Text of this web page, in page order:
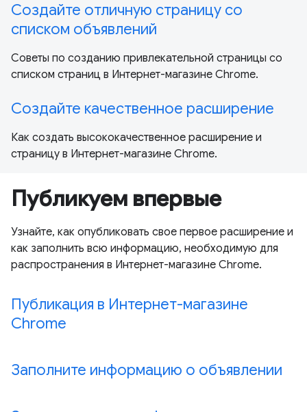
Создайте отличную страницу со
списком объявлений
Советы по созданию привлекательной страницы со
списком страниц в Интернет-магазине Chrome.
Создайте качественное расширение
Как создать высококачественное расширение и
страницу в Интернет-магазине Chrome.
Публикуем впервые
Узнайте, как опубликовать свое первое расширение и
как заполнить всю информацию, необходимую для
распространения в Интернет-магазине Chrome.
Публикация в Интернет-магазине
Chrome
Заполните информацию о объявлении